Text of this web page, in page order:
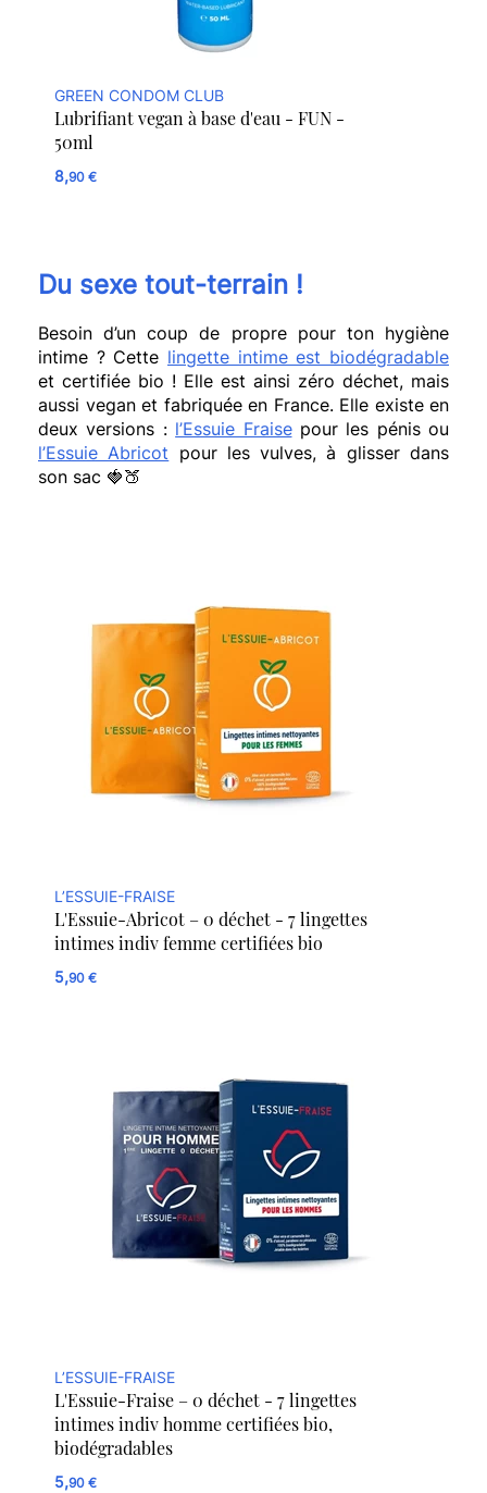
GREEN CONDOM CLUB
Lubrifiant vegan à base d'eau - FUN -
50ml
8,90 €
Du sexe tout-terrain !
Besoin d’un coup de propre pour ton hygiène
intime ? Cette lingette intime est biodégradable
et certifiée bio ! Elle est ainsi zéro déchet, mais
aussi vegan et fabriquée en France. Elle existe en
deux versions : l’Essuie Fraisepour les pénis ou
l’Essuie Abricot pour les vulves, à glisser dans
son sac 🍓🍑
L’ESSUIE-FRAISE
L'Essuie-Abricot – 0 déchet - 7 lingettes
intimes indiv femme certifiées bio
5,90 €
L’ESSUIE-FRAISE
L'Essuie-Fraise – 0 déchet - 7 lingettes
intimes indiv homme certifiées bio,
biodégradables
5,90 €